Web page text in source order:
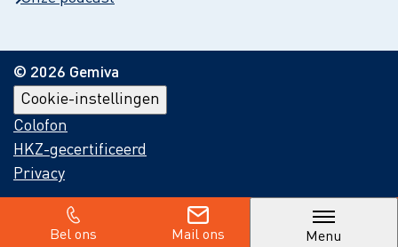
© 2026 Gemiva
Cookie-instellingen
Colofon
HKZ-gecertificeerd
Privacy
Bel ons Mail ons Menu